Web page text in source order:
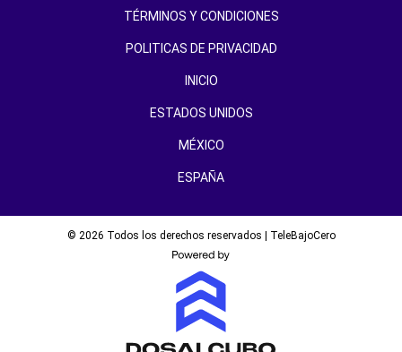
TÉRMINOS Y CONDICIONES
POLITICAS DE PRIVACIDAD
INICIO
ESTADOS UNIDOS
MÉXICO
ESPAÑA
© 2026 Todos los derechos reservados | TeleBajoCero